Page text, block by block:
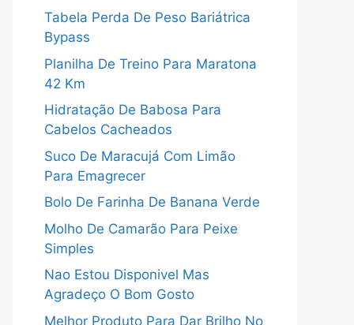
Tabela Perda De Peso Bariátrica
Bypass
Planilha De Treino Para Maratona
42 Km
Hidratação De Babosa Para
Cabelos Cacheados
Suco De Maracujá Com Limão
Para Emagrecer
Bolo De Farinha De Banana Verde
Molho De Camarão Para Peixe
Simples
Nao Estou Disponivel Mas
Agradeço O Bom Gosto
Melhor Produto Para Dar Brilho No